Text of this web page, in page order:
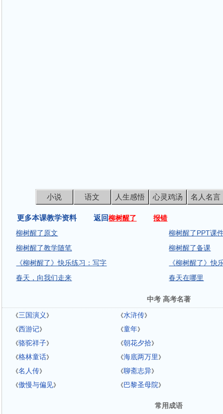
小说 语文 人生感悟 心灵鸡汤 名人名言
更多本课教学资料 返回柳树醒了
报错
柳树醒了原文
柳树醒了PPT课
柳树醒了教学随笔
柳树醒了备课
《柳树醒了》快乐练习：写字
《柳树醒了》快
春天，向我们走来
春天在哪里
中考 高考名著
《三国演义 》 《水浒传》
《西游记》 《童年》
《骆驼祥子》 《朝花夕拾》
《格林童话》 《海底两万里 》
《名人传》 《聊斋志异》
《傲慢与偏见》 《巴黎圣母院》
常用成语